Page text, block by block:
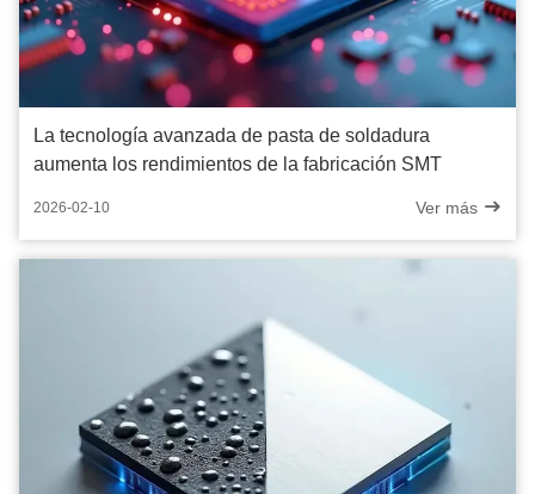
La tecnología avanzada de pasta de soldadura
aumenta los rendimientos de la fabricación SMT
2026-02-10 Ver más